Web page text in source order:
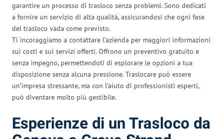
garantire un processo di trasloco senza problemi. Sono dedicati
a fornire un servizio di alta qualità, assicurandosi che ogni fase
del trasloco vada come previsto.
Ti incoraggiamo a contattare l’azienda per maggiori informazioni
sui costi e sui servizi offerti. Offrono un preventivo gratuito e
senza impegno, permettendoti di esplorare le opzioni a tua
disposizione senza alcuna pressione. Traslocare può essere
un’impresa stressante, ma con l’aiuto di professionisti esperti,
può diventare molto più gestibile.
Esperienze di un Trasloco da